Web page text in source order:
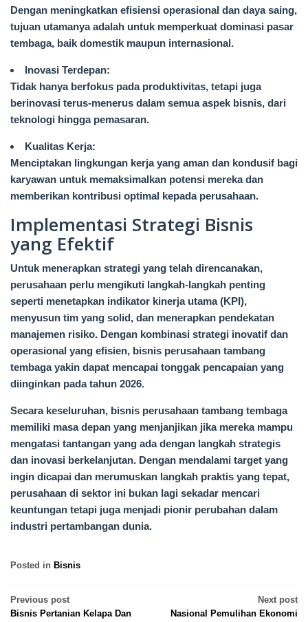
Dengan meningkatkan efisiensi operasional dan daya saing,
tujuan utamanya adalah untuk memperkuat dominasi pasar
tembaga, baik domestik maupun internasional.
Inovasi Terdepan:
Tidak hanya berfokus pada produktivitas, tetapi juga
berinovasi terus-menerus dalam semua aspek bisnis, dari
teknologi hingga pemasaran.
Kualitas Kerja:
Menciptakan lingkungan kerja yang aman dan kondusif bagi
karyawan untuk memaksimalkan potensi mereka dan
memberikan kontribusi optimal kepada perusahaan.
Implementasi Strategi Bisnis
yang Efektif
Untuk menerapkan strategi yang telah direncanakan,
perusahaan perlu mengikuti langkah-langkah penting
seperti menetapkan indikator kinerja utama (KPI),
menyusun tim yang solid, dan menerapkan pendekatan
manajemen risiko. Dengan kombinasi strategi inovatif dan
operasional yang efisien, bisnis perusahaan tambang
tembaga yakin dapat mencapai tonggak pencapaian yang
diinginkan pada tahun 2026.
Secara keseluruhan, bisnis perusahaan tambang tembaga
memiliki masa depan yang menjanjikan jika mereka mampu
mengatasi tantangan yang ada dengan langkah strategis
dan inovasi berkelanjutan. Dengan mendalami target yang
ingin dicapai dan merumuskan langkah praktis yang tepat,
perusahaan di sektor ini bukan lagi sekadar mencari
keuntungan tetapi juga menjadi pionir perubahan dalam
industri pertambangan dunia.
Posted in Bisnis
Post
Previous post
Bisnis Pertanian Kelapa Dan
Next post
Nasional Pemulihan Ekonomi